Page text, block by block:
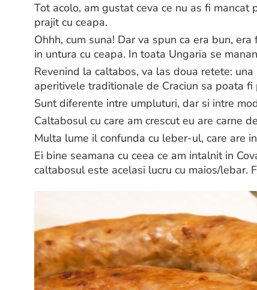
Tot acolo, am gustat ceva ce nu as fi
prajit cu ceapa.
Ohhh, cum suna! Dar va spun ca era bun,
in untura cu ceapa. In toata Ungaria se
Revenind la caltabos, va las doua retete:
aperitivele traditionale de Craciun sa poata
Sunt diferente intre umpluturi, dar si intre
Caltabosul cu care am crescut eu are carne
Multa lume il confunda cu leber-ul, care are
Ei bine seamana cu ceea ce am intalnit in
caltabosul este acelasi lucru cu maios/lebar.